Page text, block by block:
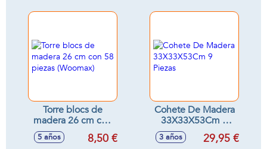
Torre blocs de
madera 26 cm con
58 piezas
(Woomax)
5 años 8,50 €
Cohete De Madera
33X33X53Cm 9
Piezas
3 años 29,95 €